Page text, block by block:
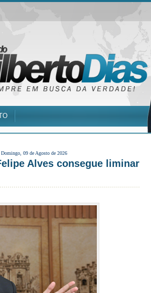
Domingo, 09 de Agosto de 2026
Alves consegue liminar